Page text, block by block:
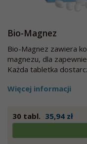
Bio-Magnez
Bio-Magnez zawiera
magnezu, dla
Każda tabletka
Więcej informacji
30 tabl. 35,94 zł